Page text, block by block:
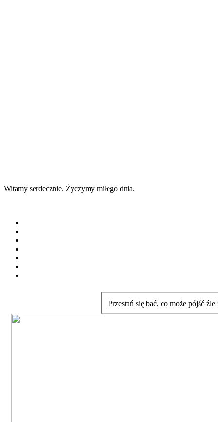
Witamy serdecznie. Życzymy miłego dnia.
Przestań się bać, co może pójść